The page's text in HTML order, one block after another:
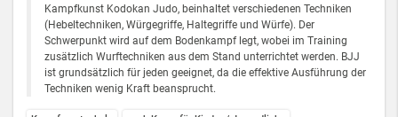
Kampfkunst Kodokan Judo, beinhaltet verschiedenen Techniken
(Hebeltechniken, Würgegriffe, Haltegriffe und Würfe). Der
Schwerpunkt wird auf dem Bodenkampf legt, wobei im Training
zusätzlich Wurftechniken aus dem Stand unterrichtet werden. BJJ
ist grundsätzlich für jeden geeignet, da die effektive Ausführung der
Techniken wenig Kraft beansprucht.